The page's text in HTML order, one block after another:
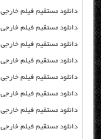
دانلود مستقیم فیلم خارجی OK Jaanu 2017 از سرور سایت
دانلود مستقیم فیلم خارجی John Wick: Chapter 2 2017 از سرور سایت
دانلود مستقیم فیلم خارجی Cross Wars 2017 از سرور سایت
دانلود مستقیم فیلم خارجی Fifty Shades Darker 2017 از سرور سایت
دانلود مستقیم فیلم خارجی From Straight As 2017 از سرور سایت
دانلود مستقیم فیلم خارجی Zeroville 2017 از سرور سایت
دانلود مستقیم فیلم خارجی The Mummy 2017 از سرور سایت
دانلود مستقیم فیلم خارجی The Fate of the Furious 2017 از سرور سایت